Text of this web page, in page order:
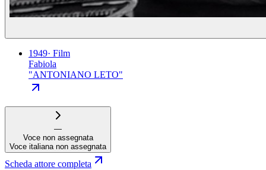
1949· Film
Fabiola
"ANTONIANO LETO"
—
Voce non assegnata
Voce italiana non assegnata
Scheda attore completa